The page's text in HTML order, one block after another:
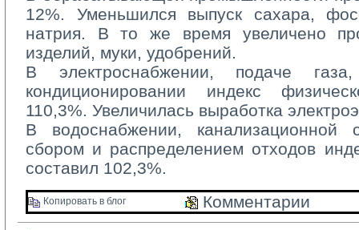
12%. Уменьшился выпуск сахара,
натрия. В то же время увеличено
изделий, муки, удобрений.
В электроснабжении, подаче
кондиционировании индекс
110,3%. Увеличилась выработка
В водоснабжении, канализационной
сбором и распределением отходов
составил 102,3%.
Копировать в блог Комментарии